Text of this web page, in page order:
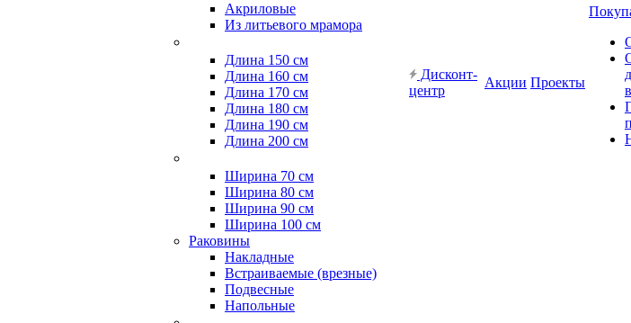
Акриловые
Из литьевого мрамора
Длина 150 см
Длина 160 см
Длина 170 см
Длина 180 см
Длина 190 см
Длина 200 см
Ширина 70 см
Ширина 80 см
Ширина 90 см
Ширина 100 см
Раковины
Накладные
Встраиваемые (врезные)
Подвесные
Напольные
Дисконт-
центр
Акции Проекты